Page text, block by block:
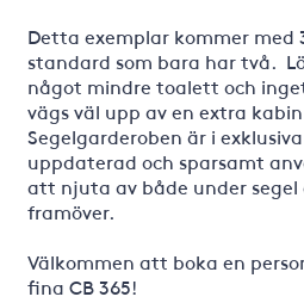
Detta exemplar kommer med
standard som bara har två.
något mindre toalett och
vägs väl upp av en extra
Segelgarderoben är i
uppdaterad och sparsamt
att njuta av både under segel
framöver.
Välkommen att boka en
fina CB 365!